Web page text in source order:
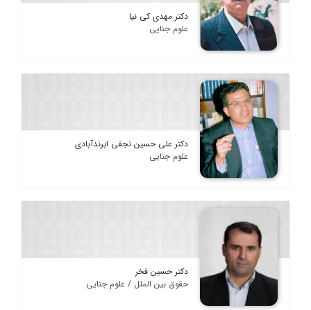
دکتر مهدی کی نیا
علوم جنایی
دکتر علی حسین نجفی ابرندآبادی
علوم جنایی
دکتر حسین فخر
حقوق بین الملل / علوم جنایی